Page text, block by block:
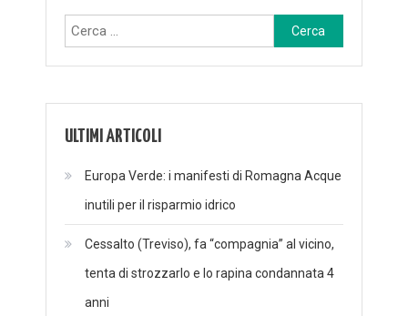
Ricerca
per:
ULTIMI ARTICOLI
Europa Verde: i manifesti di Romagna Acque
inutili per il risparmio idrico
Cessalto (Treviso), fa “compagnia” al vicino,
tenta di strozzarlo e lo rapina condannata 4
anni